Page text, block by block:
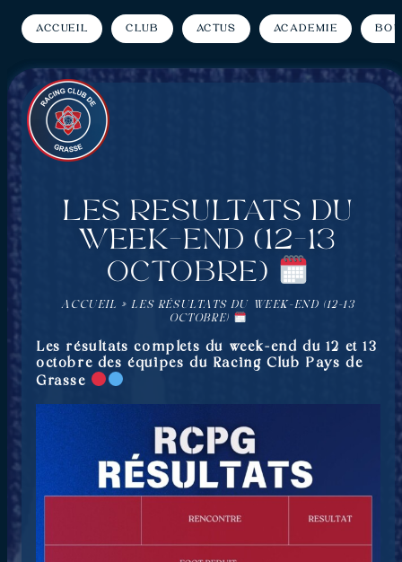
Accueil Club Actus Académie
Les résultats du
week-end (12-13
Octobre)
ACCUEIL »LES RÉSULTATS DU WEEK-END (12-13
OCTOBRE)
Les résultats complets du week-end du 12 et 13
octobre des équipes du Racing Club Pays de
Grasse